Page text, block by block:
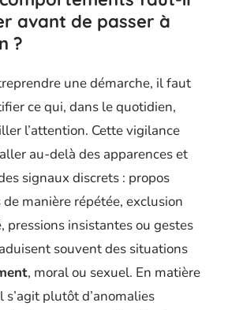
avant de passer à
?
une démarche, il faut
ce qui, dans le quotidien,
l’attention. Cette vigilance
au-delà des apparences et
signaux discrets : propos
manière répétée, exclusion
pressions insistantes ou gestes
souvent des situations
, moral ou sexuel. En matière
s’agit plutôt d’anomalies